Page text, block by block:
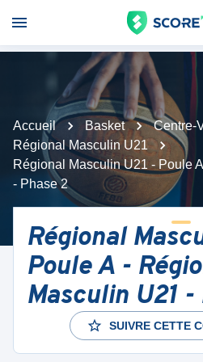
Accueil Basket
Centre-
Régional Masculin U21
Régional Masculin U21 - Poule
- Phase 2
Régional
Poule A -
Masculin U21 -
SUIVRE CETTE